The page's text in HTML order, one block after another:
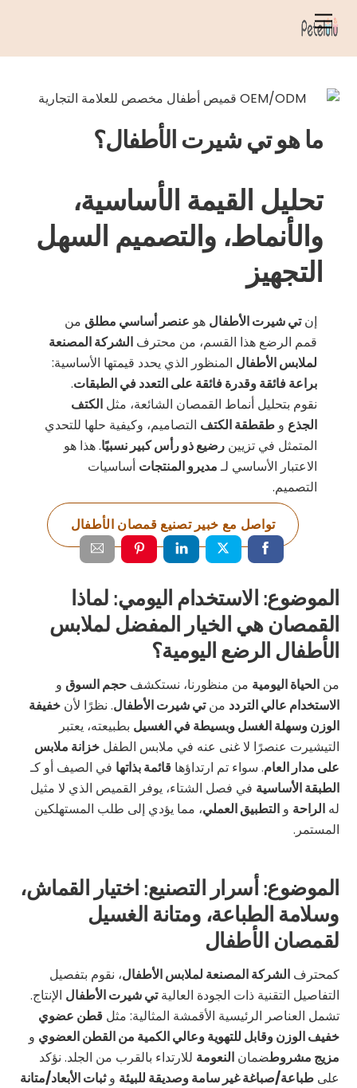
تخطي
قائمة
الطعام
ما هو تي شيرت الأطفال؟
تحليل القيمة الأساسية،
والأنماط، والتصميم السهل
التجهيز
إنتي شيرت الأطفال هو عنصر أساسي مطلق من
قمم الرضع هذا القسم، من محترفالشركة المصنعة
لملابس الأطفال المنظور الذي يحدد قيمتها الأساسية:
براعة فائقة وقدرة فائقة على التعدد في الطبقات.
نقوم بتحليل أنماط القمصان الشائعة، مثلالكتف
الجذع وطقطقة الكتف التصاميم، وكيفية حلها للتحدي
المتمثل في تزيينرضيع ذو رأس كبير نسبيًا. هذا هو
الاعتبار الأساسي لـمديرو المنتجات أساسيات
التصميم.
تواصل مع خبير تصنيع قمصان الأطفال
الموضوع: الاستخدام اليومي: لماذا
القمصان هي الخيار المفضل لملابس
الأطفال الرضع اليومية؟
منالحياة اليومية من منظورنا، نستكشفحجم السوق و
الاستخدام عالي التردد منتي شيرت الأطفال. نظرًا لأنخفيفة
الوزن وسهلة الغسل وبسيطة في الغسيل بطبيعته، يعتبر
التيشيرت عنصرًا لا غنى عنه في ملابس الطفلخزانة ملابس
على مدار العام. سواء تم ارتداؤهاقائمة بذاتها في الصيف أو كـ
الطبقة الأساسية في فصل الشتاء، يوفر القميص الذي لا مثيل
لهالراحة والتطبيق العملي، مما يؤدي إلى طلب المستهلكين
المستمر.
الموضوع: أسرار التصنيع: اختيار القماش،
وسلامة الطباعة، ومتانة الغسيل
لقمصان الأطفال
كمحترفالشركة المصنعة لملابس الأطفال، نقوم بتفصيل
التفاصيل التقنية ذات الجودة العاليةتي شيرت الأطفال الإنتاج.
تشمل العناصر الرئيسية الأقمشة المثالية: مثلقطن عضوي
خفيف الوزن وقابل للتهوية وعالي الكمية من القطن العضوي و
مزيج مشروطضمانالنعومة للارتداء بالقرب من الجلد. نؤكد
علىطباعة/صباغة غير سامة وصديقة للبيئة وثبات الأبعاد/متانة